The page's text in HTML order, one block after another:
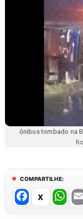
ônibus tombado na
COMPARTILHE:
F
W E